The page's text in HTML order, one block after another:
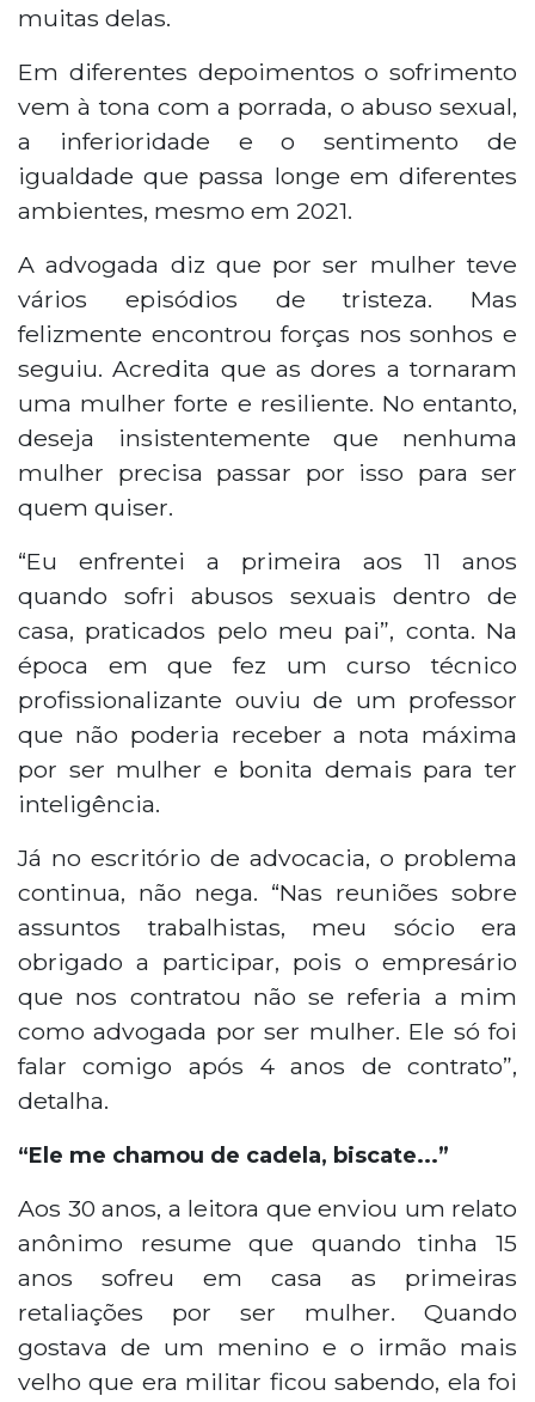
muitas delas.
Em diferentes depoimentos o sofrimento
vem à tona com a porrada, o abuso sexual,
a inferioridade e o sentimento de
igualdade que passa longe em diferentes
ambientes, mesmo em 2021.
A advogada diz que por ser mulher teve
vários episódios de tristeza. Mas
felizmente encontrou forças nos sonhos e
seguiu. Acredita que as dores a tornaram
uma mulher forte e resiliente. No entanto,
deseja insistentemente que nenhuma
mulher precisa passar por isso para ser
quem quiser.
“Eu enfrentei a primeira aos 11 anos
quando sofri abusos sexuais dentro de
casa, praticados pelo meu pai”, conta. Na
época em que fez um curso técnico
profissionalizante ouviu de um professor
que não poderia receber a nota máxima
por ser mulher e bonita demais para ter
inteligência.
Já no escritório de advocacia, o problema
continua, não nega. “Nas reuniões sobre
assuntos trabalhistas, meu sócio era
obrigado a participar, pois o empresário
que nos contratou não se referia a mim
como advogada por ser mulher. Ele só foi
falar comigo após 4 anos de contrato”,
detalha.
“Ele me chamou de cadela, biscate...”
Aos 30 anos, a leitora que enviou um relato
anônimo resume que quando tinha 15
anos sofreu em casa as primeiras
retaliações por ser mulher. Quando
gostava de um menino e o irmão mais
velho que era militar ficou sabendo, ela foi